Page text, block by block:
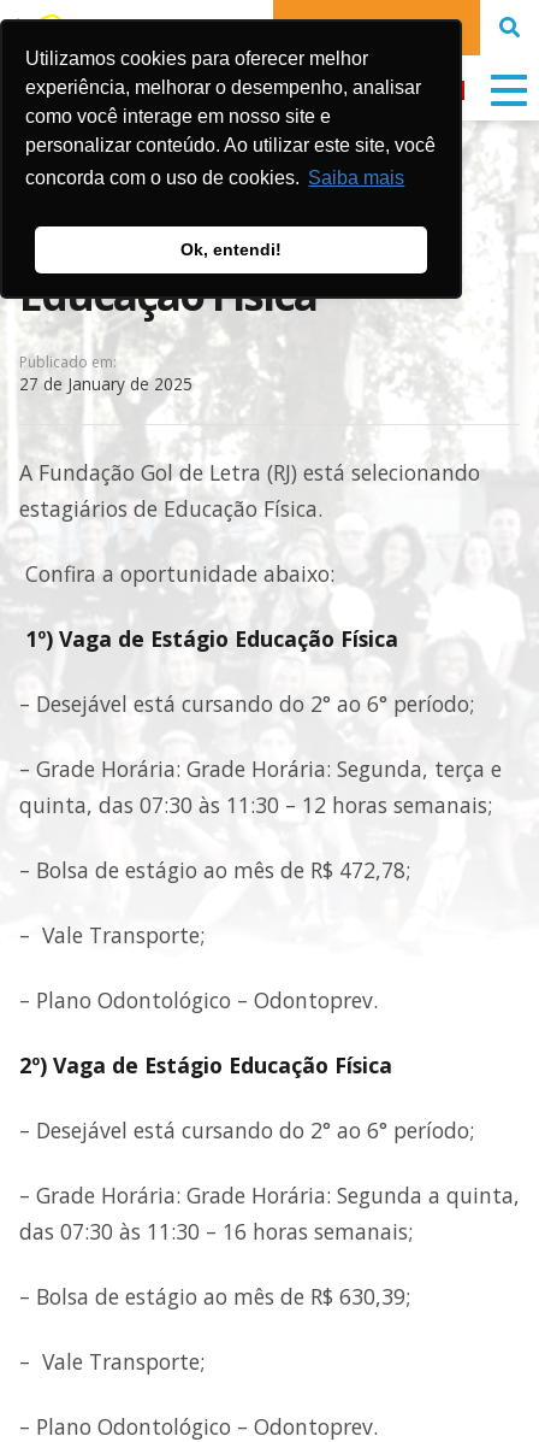
Utilizamos cookies para oferecer melhor
experiência, melhorar o desempenho, analisar
como você interage em nosso site e
personalizar conteúdo. Ao utilizar este site, você
concorda com o uso de cookies. Saiba mais
Ok, entendi!
DONATE NOW
Vagas RJ
Vagas de estágio em
Educação Física
Publicado em:
27 de January de 2025
A Fundação Gol de Letra (RJ) está selecionando
estagiários de Educação Física.
Confira a oportunidade abaixo:
1º) Vaga de Estágio Educação Física
– Desejável está cursando do 2° ao 6° período;
– Grade Horária: Grade Horária: Segunda, terça e
quinta, das 07:30 às 11:30 – 12 horas semanais;
– Bolsa de estágio ao mês de R$ 472,78;
– Vale Transporte;
– Plano Odontológico – Odontoprev.
2º) Vaga de Estágio Educação Física
– Desejável está cursando do 2° ao 6° período;
– Grade Horária: Grade Horária: Segunda a quinta,
das 07:30 às 11:30 – 16 horas semanais;
– Bolsa de estágio ao mês de R$ 630,39;
– Vale Transporte;
– Plano Odontológico – Odontoprev.